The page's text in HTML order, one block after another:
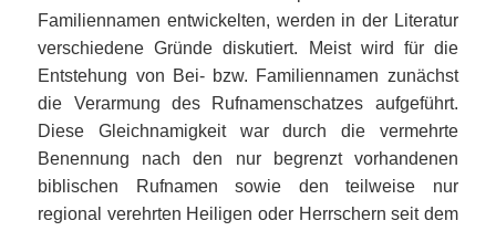
Familiennamen entwickelten, werden in der Literatur
verschiedene Gründe diskutiert. Meist wird für die
Entstehung von Bei- bzw. Familiennamen zunächst
die Verarmung des Rufnamenschatzes aufgeführt.
Diese Gleichnamigkeit war durch die vermehrte
Benennung nach den nur begrenzt vorhandenen
biblischen Rufnamen sowie den teilweise nur
regional verehrten Heiligen oder Herrschern seit dem